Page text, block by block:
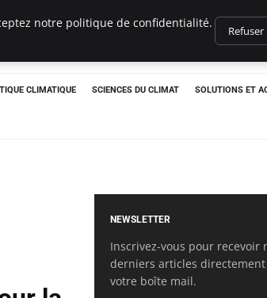
CLIMATIQUE SCIENCES DU CLIMAT SOLUTIONS ET
NEWSLETTER
Inscrivez-vous pour recevoir
derniers articles directement
votre boîte mail.
notre politique de confidentialité.
Refuser